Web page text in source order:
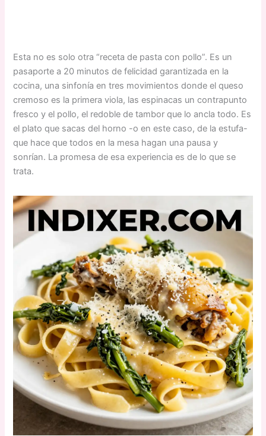
Esta no es solo otra “receta de pasta con pollo”. Es un
pasaporte a 20 minutos de felicidad garantizada en la
cocina, una sinfonía en tres movimientos donde el queso
cremoso es la primera viola, las espinacas un contrapunto
fresco y el pollo, el redoble de tambor que lo ancla todo. Es
el plato que sacas del horno -o en este caso, de la estufa-
que hace que todos en la mesa hagan una pausa y
sonrían. La promesa de esa experiencia es de lo que se
trata.